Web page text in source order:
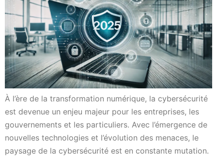
À l’ère de la transformation numérique, la cybersécurité
est devenue un enjeu majeur pour les entreprises, les
gouvernements et les particuliers. Avec l’émergence de
nouvelles technologies et l’évolution des menaces, le
paysage de la cybersécurité est en constante mutation.